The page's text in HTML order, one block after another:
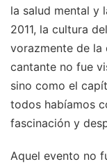
la salud mental y
2011, la cultura
vorazmente de la
cantante no fue
sino como el
todos habíamos
fascinación y
Aquel evento no